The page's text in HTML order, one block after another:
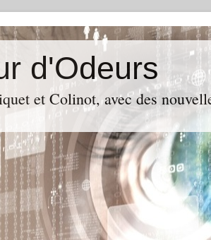
d'Odeurs
et Colinot, avec des